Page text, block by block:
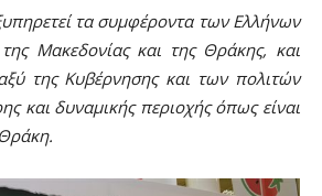
τα συμφέροντα των Ελλήνων
Μακεδονίας και της Θράκης, και
της Κυβέρνησης και των πολιτών
και δυναμικής περιοχής όπως είναι